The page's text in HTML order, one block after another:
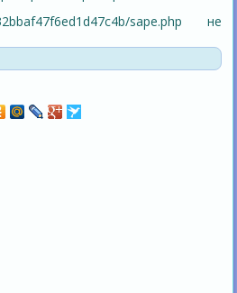
sape.php не